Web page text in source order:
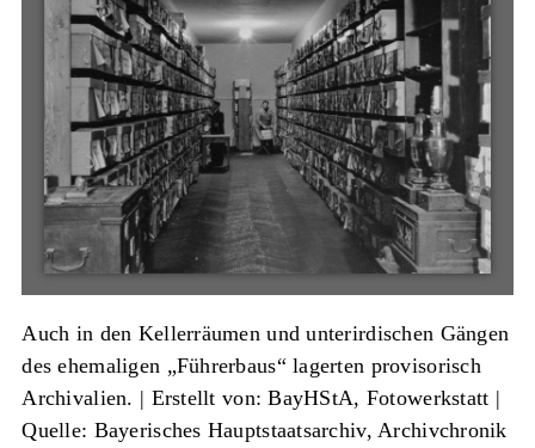
Auch in den Kellerräumen und unterirdischen Gängen
des ehemaligen „Führerbaus“ lagerten provisorisch
Archivalien. | Erstellt von: BayHStA, Fotowerkstatt |
Quelle: Bayerisches Hauptstaatsarchiv, Archivchronik